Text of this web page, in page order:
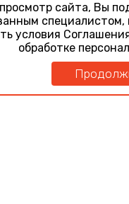
активного
активного
сайта, Вы
специалистом,
условия
обработке